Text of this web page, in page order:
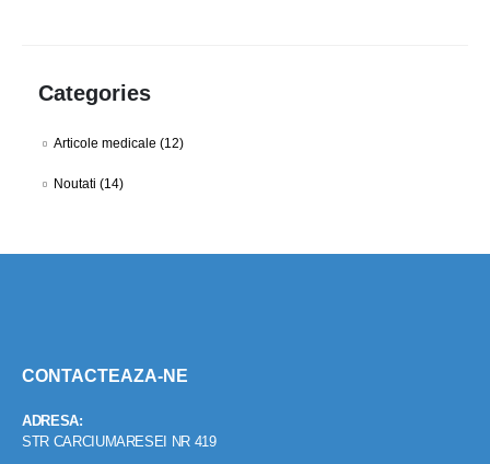
Categories
Articole medicale (12)
Noutati (14)
CONTACTEAZA-NE
ADRESA:
STR CARCIUMARESEI NR 419